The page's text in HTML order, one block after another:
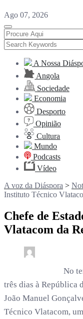
Ago 07, 2026
A Nossa
Angola
Sociedade
Economia
Desporto
Opinião
Cultura
Mundo
Podcasts
Vídeo
A voz da Diáspora >
Instituto Técnico
Chefe de
Vlatacom da
No
três dias à República
João Manuel
Técnico Vlatacom,